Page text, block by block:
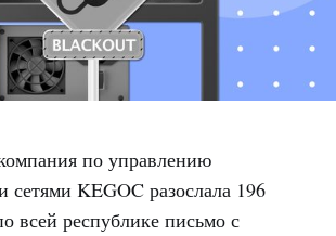
по управлению
сетями KEGOC разослала 196
всей республике письмо с